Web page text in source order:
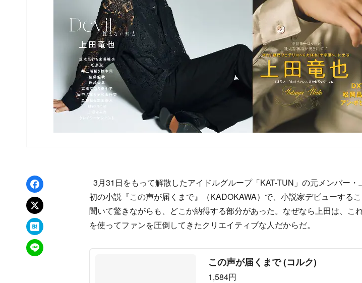
Facebookでシェア
xでポスト
はてなブックマーク
LINEで送る
3月31日をもって解散したアイドルグループ「KAT-TUN」の元メンバー
初の小説『この声が届くまで』（KADOKAWA）で、小説家デビューする
聞いて驚きながらも、どこか納得する部分があった。なぜなら上田は、こ
を使ってファンを圧倒してきたクリエイティブな人だからだ。
この声が届くまで (コルク)
1,584円